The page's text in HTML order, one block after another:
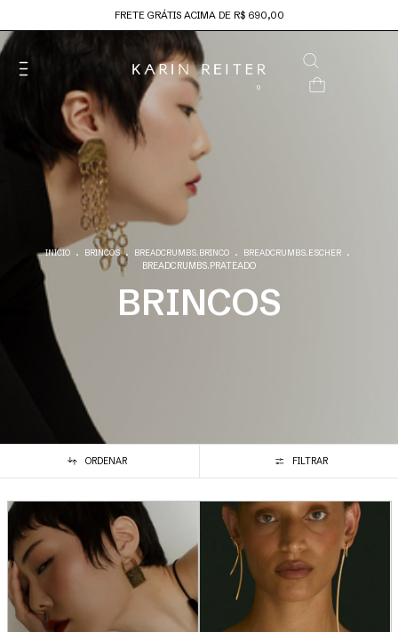
FRETE GRÁTIS ACIMA DE R$ 690,00
0
INÍCIO . BRINCOS . BREADCRUMBS.BRINCO . BREADCRUMBS.ESCHER .
BREADCRUMBS.PRATEADO
BRINCOS
ORDENAR FILTRAR